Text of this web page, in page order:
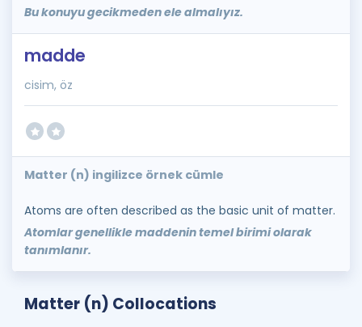
Bu konuyu gecikmeden ele almalıyız.
madde
cisim, öz
Matter (n) ingilizce örnek cümle
Atoms are often described as the basic unit of matter.
Atomlar genellikle maddenin temel birimi olarak
tanımlanır.
Matter (n) Collocations